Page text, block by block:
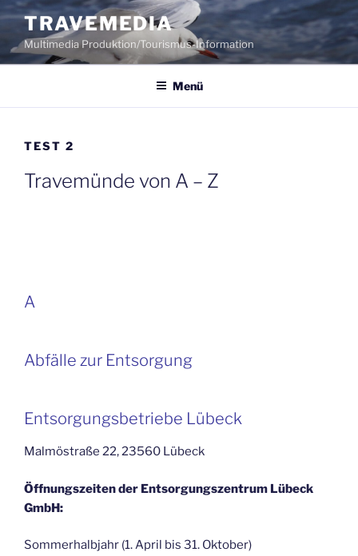
Zum
Inhalt
springen
TRAVEMEDIA
Multimedia Produktion/Tourismus-Information
Menü
TEST 2
Travemünde von A – Z
A
Abfälle zur Entsorgung
Entsorgungsbetriebe Lübeck
Malmöstraße 22, 23560 Lübeck
Öffnungszeiten der Entsorgungszentrum Lübeck
GmbH:
Sommerhalbjahr (1. April bis 31. Oktober)